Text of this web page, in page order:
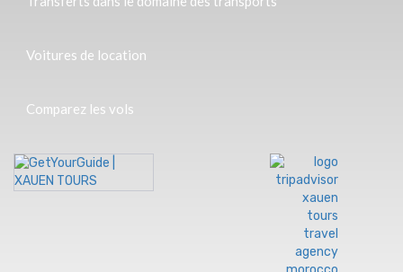
Voitures de location
Comparez les vols